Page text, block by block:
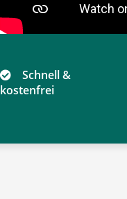
Schnell &
kostenfrei